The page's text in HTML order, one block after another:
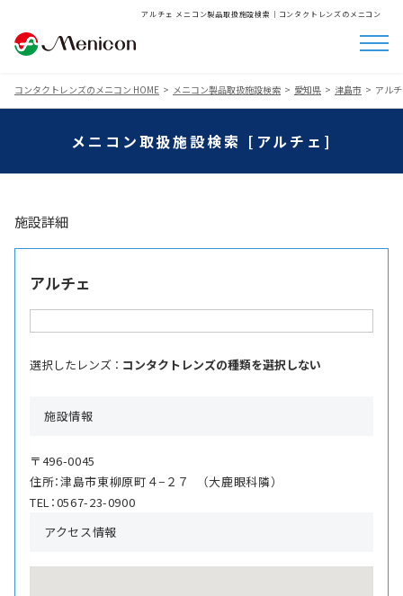
アルチェ メニコン製品取扱施設検索│コンタクトレンズのメニコン
コンタクトレンズのメニコン HOME メニコン製品取扱施設検索 愛知県 津島市 アル
メニコン取扱施設検索 [アルチェ]
施設詳細
アルチェ
選択したレンズ ： コンタクトレンズの種類を選択しない
施設情報
〒496-0045
住所：津島市東柳原町４−２７ （大鹿眼科隣）
TEL：0567-23-0900
アクセス情報